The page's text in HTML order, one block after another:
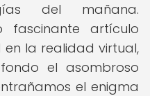
del mañana.
fascinante artículo
la realidad virtual,
el asombroso
el enigma